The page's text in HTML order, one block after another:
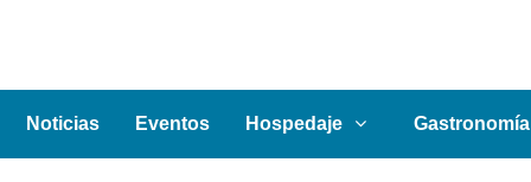
Noticias Eventos Hospedaje Gastronomía